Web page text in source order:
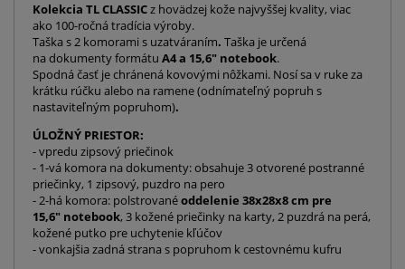
Kolekcia TL CLASSICz hovädzej kože najvyššej kvality, viac
ako 100-ročná tradícia výroby.
Taška s 2 komorami s uzatváraním. Taška je určená
na dokumenty formátu A4 a 15,6" notebook.
Spodná časť je chránená kovovými nôžkami. Nosí sa v ruke za
krátku rúčku alebo na ramene (odnímateľný popruh s
nastaviteľným popruhom).
ÚLOŽNÝ PRIESTOR:
- vpredu zipsový priečinok
- 1-vá komora na dokumenty: obsahuje 3 otvorené postranné
priečinky, 1 zipsový, puzdro na pero
- 2-há komora: polstrovanéoddelenie 38x28x8 cm pre
15,6" notebook, 3 kožené priečinky na karty, 2 puzdrá na perá,
kožené putko pre uchytenie kľúčov
- vonkajšia zadná strana s popruhom k cestovnému kufru